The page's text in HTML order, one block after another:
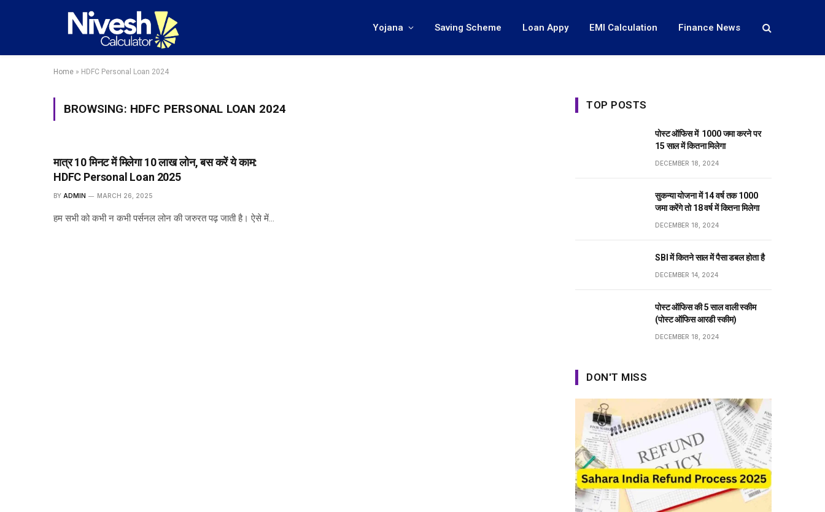
Yojana Saving Scheme Loan Appy EMI Calculation Finance News
Home » HDFC Personal Loan 2024
BROWSING: HDFC PERSONAL LOAN 2024
मात्र 10 मिनट में मिलेगा 10 लाख लोन, बस करें ये काम:
HDFC Personal Loan 2025
BY ADMIN MARCH 26, 2025
हम सभी को कभी न कभी पर्सनल लोन की जरुरत पढ़ जाती है। ऐसे में…
TOP POSTS
पोस्ट ऑफिस में ₹ 1000 जमा करने पर
15 साल में कितना मिलेगा
DECEMBER 18, 2024
सुकन्या योजना में 14 वर्ष तक ₹1000
जमा करेंगे तो 18 वर्ष में कितना मिलेगा
DECEMBER 18, 2024
SBI में कितने साल में पैसा डबल होता है
DECEMBER 14, 2024
पोस्ट ऑफिस की 5 साल वाली स्कीम
(पोस्ट ऑफिस आरडी स्कीम)
DECEMBER 18, 2024
DON'T MISS